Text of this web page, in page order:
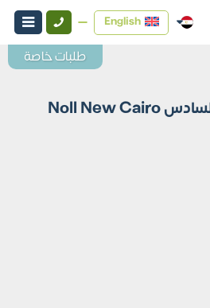
English
كمبوند نول التجمع السادس Noll New Cairo
طلبات خاصة